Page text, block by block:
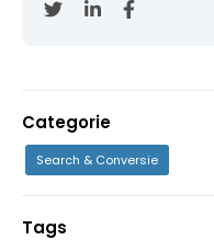
Categorie
Search & Conversie
Tags